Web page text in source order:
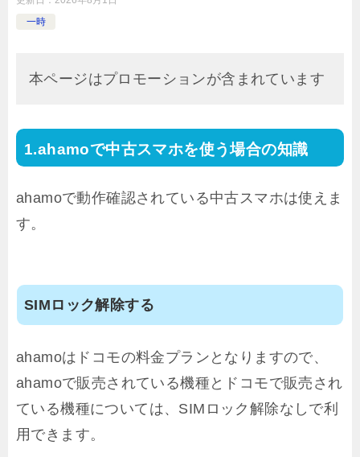
一時
本ページはプロモーションが含まれています
ahamoで中古スマホを使う場合の知識
ahamoで動作確認されている中古スマホは使えま
す。
SIMロック解除する
ahamoはドコモの料金プランとなりますので、
ahamoで販売されている機種とドコモで販売され
ている機種については、SIMロック解除なしで利
用できます。